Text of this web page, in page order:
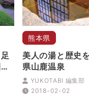
熊本県
美人の湯と歴史
県山鹿温泉
YUKOTABI 編集部
2018-02-02